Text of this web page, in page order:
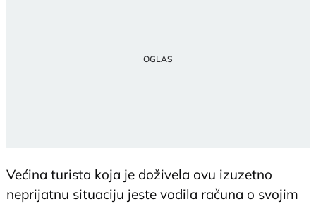
Većina turista koja je doživela ovu izuzetno
neprijatnu situaciju jeste vodila računa o svojim